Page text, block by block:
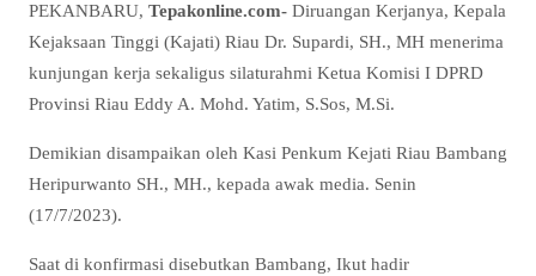
PEKANBARU, Tepakonline.com- Diruangan Kerjanya, Kepala
Kejaksaan Tinggi (Kajati) Riau Dr. Supardi, SH., MH menerima
kunjungan kerja sekaligus silaturahmi Ketua Komisi I DPRD
Provinsi Riau Eddy A. Mohd. Yatim, S.Sos, M.Si.
Demikian disampaikan oleh Kasi Penkum Kejati Riau Bambang
Heripurwanto SH., MH., kepada awak media. Senin
(17/7/2023).
Saat di konfirmasi disebutkan Bambang, Ikut hadir